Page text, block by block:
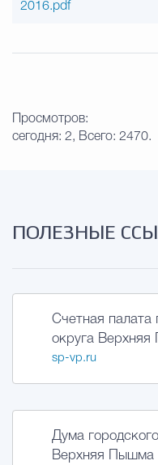
2016.pdf
Просмотров:
сегодня: 2, Всего: 2470.
ПОЛЕЗНЫЕ
Счетная палата
округа
sp-vp.ru
Дума
Верхняя Пышма